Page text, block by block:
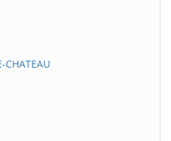
CHATEAU